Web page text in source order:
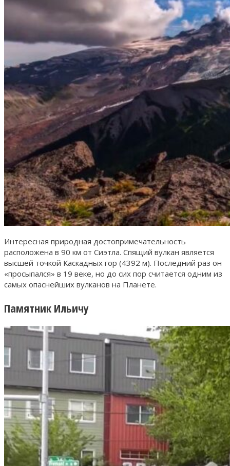
Интересная природная достопримечательность
расположена в 90 км от Сиэтла. Спящий вулкан является
высшей точкой Каскадных гор (4392 м). Последний раз он
«просыпался» в 19 веке, но до сих пор считается одним из
самых опаснейших вулканов на Планете.
Памятник Ильичу